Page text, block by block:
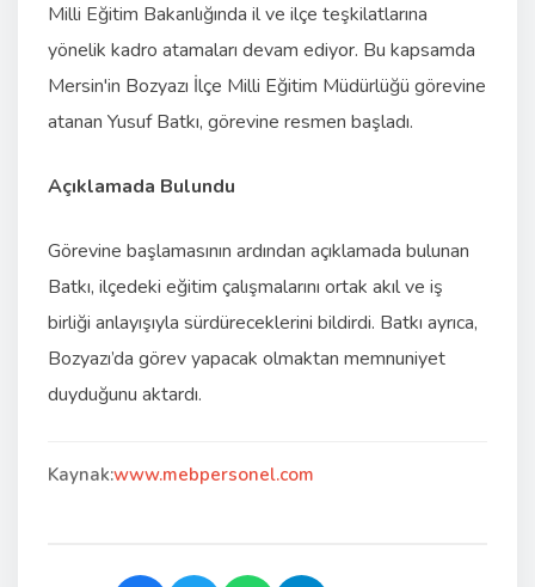
Milli Eğitim Bakanlığında il ve ilçe teşkilatlarına
yönelik kadro atamaları devam ediyor. Bu kapsamda
Mersin'in Bozyazı İlçe Milli Eğitim Müdürlüğü görevine
atanan Yusuf Batkı, görevine resmen başladı.
Açıklamada Bulundu
Görevine başlamasının ardından açıklamada bulunan
Batkı, ilçedeki eğitim çalışmalarını ortak akıl ve iş
birliği anlayışıyla sürdüreceklerini bildirdi. Batkı ayrıca,
Bozyazı’da görev yapacak olmaktan memnuniyet
duyduğunu aktardı.
Kaynak:www.mebpersonel.com